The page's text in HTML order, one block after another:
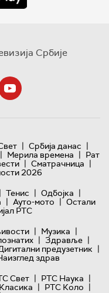
Србије
| Србија данас |
| Мерила времена | Рат
| Сматрачница |
2026
| Тенис | Одбојка |
| Ауто-мото | Остали
РТС
| Музика |
| Здравље |
предузетник |
здрав
Свет | РТС Наука |
| РТС Коло |